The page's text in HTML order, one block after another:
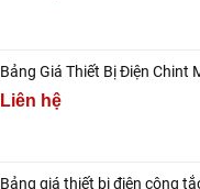
Bảng Giá Thiết Bị Điện Chint
Liên hệ
Bảng giá thiết bị điện công